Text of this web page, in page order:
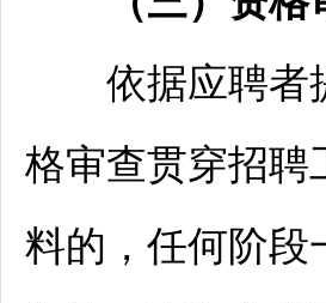
依据应聘者提
格审查贯穿招聘
料的，任何阶段